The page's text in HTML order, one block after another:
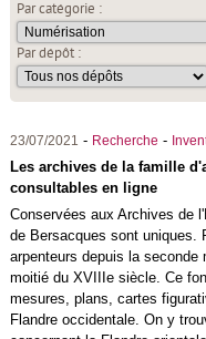
Par catégorie :
Par dépôt :
23/07/2021 - Recherche -
Les archives de la famille
consultables en ligne
Conservées aux Archives de
de Bersacques sont uniques.
arpenteurs depuis la
moitié du XVIIIe siècle. Ce
mesures, plans, cartes
Flandre occidentale. On y